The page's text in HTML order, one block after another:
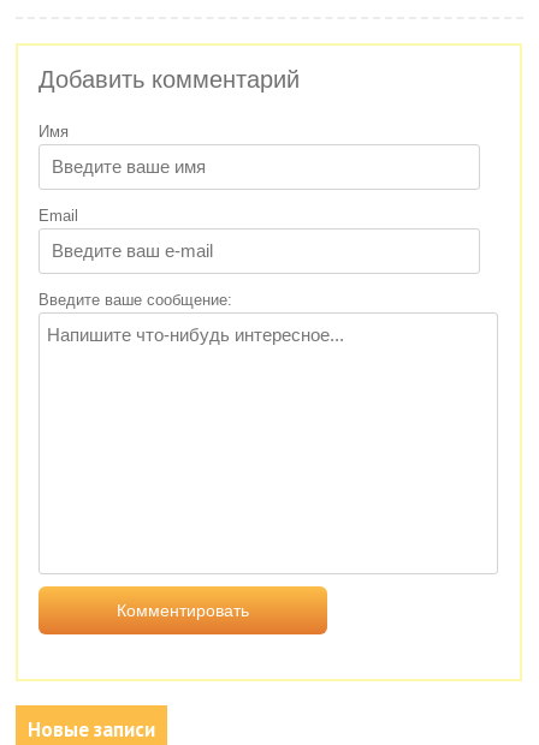
Добавить комментарий
Имя
Email
Введите ваше сообщение:
Новые записи